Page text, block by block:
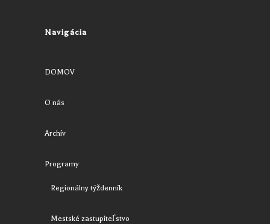
Navigácia
DOMOV
O nás
Archív
Programy
Regionálny týždenník
Mestské zastupiteľstvo